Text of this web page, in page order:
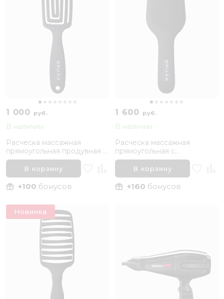
1 000 руб.
В наличии
Расческа массажная
прямоугольная продувная с
нейлоновой щетиной 8
рядов BRUAR FLEXY
В корзину
+100 бонусов
1 600 руб.
В наличии
Расческа массажная
прямоугольная с
нейлоновыми зубчиками 11
рядов BRUAR SOFT
DETANGLE
В корзину
+160 бонусов
Новинка